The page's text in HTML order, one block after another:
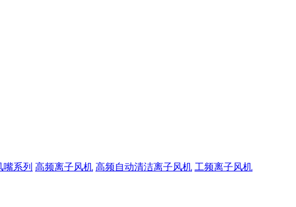
系列 高频离子风机 高频自动清洁离子风机 工频离子风机